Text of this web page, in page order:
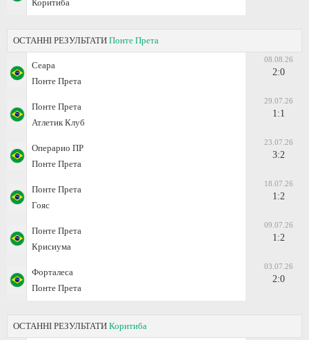
Коритиба
ОСТАННІ РЕЗУЛЬТАТИ Понте Прета
Сеара
Понте Прета
08.08.26
2:0
Понте Прета
Атлетик Клуб
29.07.26
1:1
Операрио ПР
Понте Прета
23.07.26
3:2
Понте Прета
Гояс
18.07.26
1:2
Понте Прета
Крисиума
09.07.26
1:2
Форталеса
Понте Прета
03.07.26
2:0
ОСТАННІ РЕЗУЛЬТАТИ Коритиба